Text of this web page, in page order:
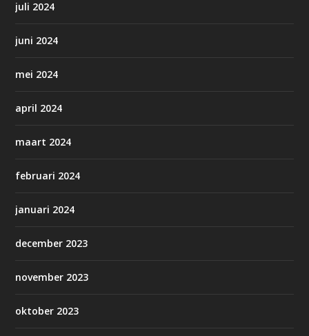
juli 2024
juni 2024
mei 2024
april 2024
maart 2024
februari 2024
januari 2024
december 2023
november 2023
oktober 2023